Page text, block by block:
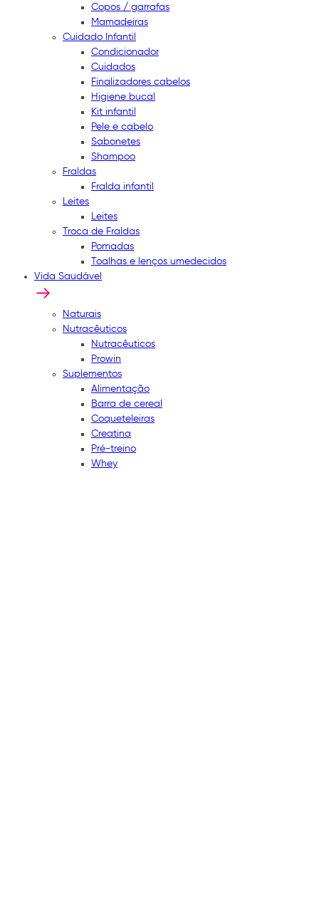
Copos / garrafas
Mamadeiras
Cuidado Infantil
Condicionador
Cuidados
Finalizadores cabelos
Higiene bucal
Kit infantil
Pele e cabelo
Sabonetes
Shampoo
Fraldas
Fralda infantil
Leites
Leites
Troca de Fraldas
Pomadas
Toalhas e lenços umedecidos
Vida Saudável
Naturais
Nutracêuticos
Nutracêuticos
Prowin
Suplementos
Alimentação
Barra de cereal
Coqueteleiras
Creatina
Pré-treino
Whey